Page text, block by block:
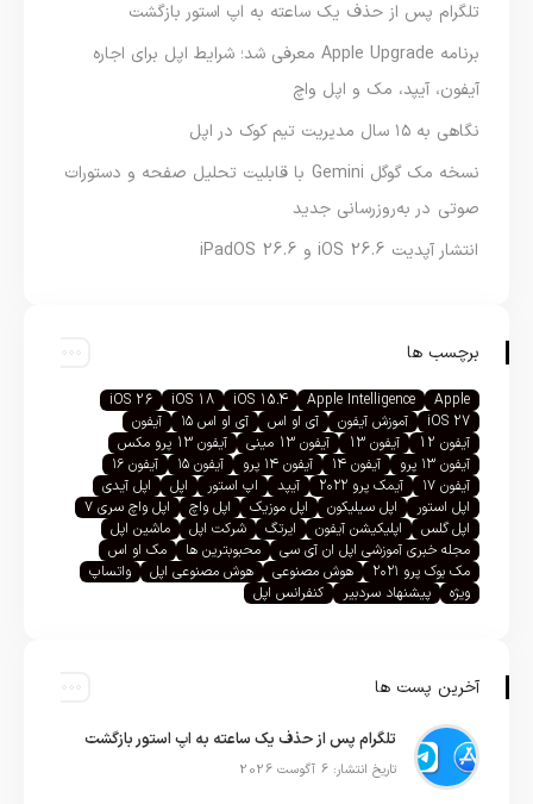
تلگرام پس از حذف یک ساعته به اپ استور بازگشت
برنامه Apple Upgrade معرفی شد؛ شرایط اپل برای اجاره
آیفون، آیپد، مک و اپل واچ
نگاهی به ۱۵ سال مدیریت تیم کوک در اپل
نسخه مک گوگل Gemini با قابلیت تحلیل صفحه و دستورات
صوتی در به‌روزرسانی جدید
انتشار آپدیت iOS 26.6 و iPadOS 26.6
برچسب ها
Apple
Apple Intelligence
iOS 15.4
iOS 18
iOS 26
iOS 27
آموزش آیفون آی او اس آی او اس ۱۵
آیفون
آیفون 12
آیفون 13 آیفون 13 مینی
آیفون 13 پرو مکس
آیفون ۱۳ پرو
آیفون ۱۴ آیفون ۱۴ پرو آیفون ۱۵
آیفون ۱۶
آیفون ۱۷
آیمک پرو ۲۰۲۲ آیپد اپ استور اپل
اپل آیدی
اپل استور
اپل سیلیکون اپل موزیک اپل واچ
اپل واچ سری ۷
اپل گلس
اپلیکیشن آیفون ایرتگ شرکت اپل
ماشین اپل
مجله خبری آموزشی اپل ان آی سی
محبوبترین ها
مک او اس
مک بوک پرو ۲۰۲۱
هوش مصنوعی هوش مصنوعی اپل
واتساپ
ویژه
پیشنهاد سردبیر کنفرانس اپل
آخرین پست ها
تلگرام پس از حذف یک ساعته به اپ استور بازگشت
تاریخ انتشار: 6 آگوست 2026